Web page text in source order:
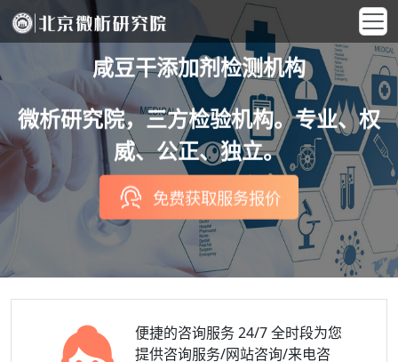
咸豆干添加剂检测机构
微析研究院，三方检验机构。专业、权
威、公正、独立。
免费获取服务报价
便捷的咨询服务24/7 全时段为您
提供咨询服务/网站咨询/来电咨